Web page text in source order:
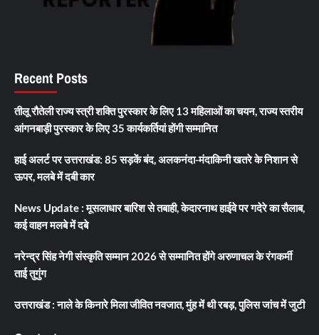
Recent Posts
तीलू रौतेली राज्य स्त्री शक्ति पुरस्कार के लिए 13 महिलाओं का चयन, राज्य स्तरीय
आंगनबाड़ी पुरस्कार के लिए 35 कार्यकर्तियां होंगी सम्मानित
हाई अलर्ट पर उत्तराखंड: 85 सड़कें बंद, अलकनंदा-मंदाकिनी खतरे के निशान से
ऊपर, मलबे में दबी कार
News Update : मूसलाधार बारिश से तबाही, केदारनाथ हाईवे पर गदेरे का सैलाब,
कई वाहन मलबे में दबे
नरेन्द्र सिंह नेगी संस्कृति सम्मान 2026 से सम्मानित होंगे अरुणाचल के रंगकर्मी
ताई तुगुंग
उत्तराखंड : नाले के किनारे मिला जीवित नवजात, मुंह में थी रबड़, पुलिस जांच में जुटी